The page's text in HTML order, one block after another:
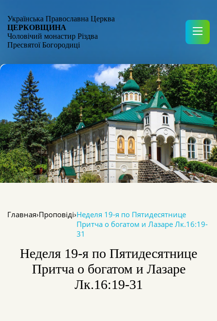
Українська Православна Церква
ЦЕРКОВЩИНА
Чоловічий монастир Різдва
Пресвятої Богородиці
Главная›Проповіді›Неделя 19-я по Пятидесятнице
Притча о богатом и Лазаре Лк.16:19-
31
Неделя 19-я по Пятидесятнице
Притча о богатом и Лазаре
Лк.16:19-31